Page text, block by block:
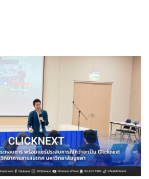
small to medium size growth-